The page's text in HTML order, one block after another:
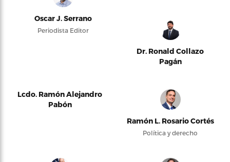
Oscar J. Serrano
Periodista Editor
Dr. Ronald Collazo
Pagán
Lcdo. Ramón Alejandro
Pabón
Ramón L. Rosario Cortés
Política y derecho